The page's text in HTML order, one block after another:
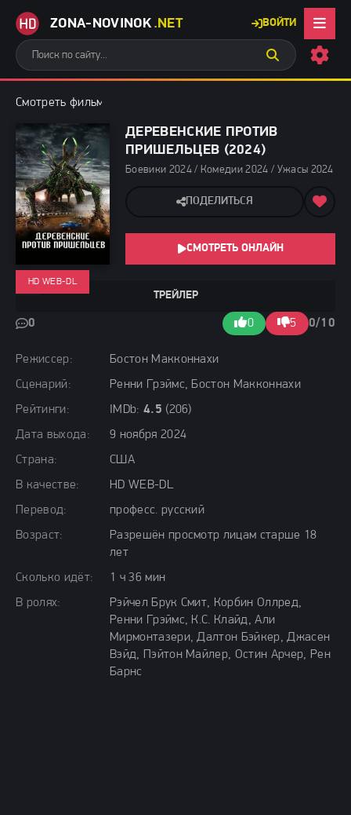
ZONA-NOVINOK .NET ВОЙТИ
Смотреть фильмы бесплатно
ДЕРЕВЕНСКИЕ ПРОТИВ
ПРИШЕЛЬЦЕВ (2024)
Боевики 2024 / Комедии 2024 / Ужасы 2024 /
Режиссер:
Бостон Макконнахи
Сценарий:
Ренни Грэймс, Бостон Макконнахи
Рейтинги:
IMDb: 4.5 (206)
Дата выхода:
9 ноября 2024
Страна:
США
В качестве:
HD WEB-DL
Перевод:
професс. русский
Возраст:
Разрешён просмотр лицам старше 18
лет
Сколько идёт:
1 ч 36 мин
В ролях:
Рэйчел Брук Смит, Корбин Оллред,
Ренни Грэймс, К.С. Клайд, Али
Мирмонтазери, Далтон Бэйкер, Джасен
Вэйд, Пэйтон Майлер, Остин Арчер, Рен
Барнс
ТРЕЙЛЕР
0 0 5 0/10
HD WEB-DL
ПОДЕЛИТЬСЯ
СМОТРЕТЬ ОНЛАЙН